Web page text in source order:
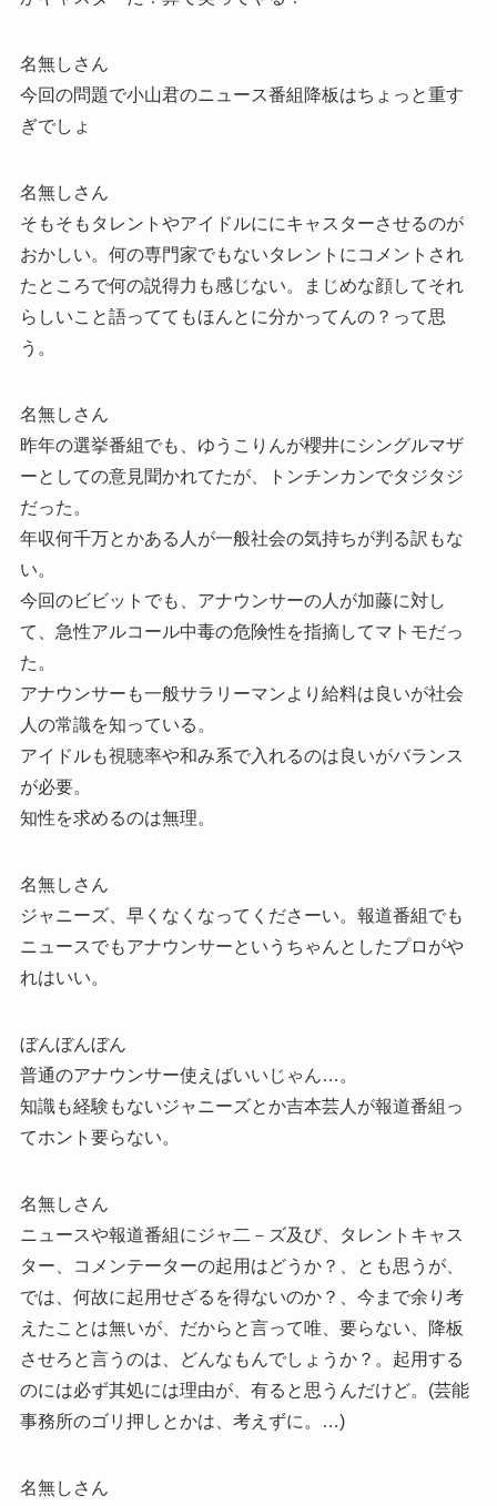
名無しさん
今回の問題で小山君のニュース番組降板はちょっと重す
ぎでしょ
名無しさん
そもそもタレントやアイドルににキャスターさせるのが
おかしい。何の専門家でもないタレントにコメントされ
たところで何の説得力も感じない。まじめな顔してそれ
らしいこと語っててもほんとに分かってんの？って思
う。
名無しさん
昨年の選挙番組でも、ゆうこりんが櫻井にシングルマザ
ーとしての意見聞かれてたが、トンチンカンでタジタジ
だった。
年収何千万とかある人が一般社会の気持ちが判る訳もな
い。
今回のビビットでも、アナウンサーの人が加藤に対し
て、急性アルコール中毒の危険性を指摘してマトモだっ
た。
アナウンサーも一般サラリーマンより給料は良いが社会
人の常識を知っている。
アイドルも視聴率や和み系で入れるのは良いがバランス
が必要。
知性を求めるのは無理。
名無しさん
ジャニーズ、早くなくなってくださーい。報道番組でも
ニュースでもアナウンサーというちゃんとしたプロがや
れはいい。
ぼんぼんぼん
普通のアナウンサー使えばいいじゃん…。
知識も経験もないジャニーズとか吉本芸人が報道番組っ
てホント要らない。
名無しさん
ニュースや報道番組にジャ二－ズ及び、タレントキャス
ター、コメンテーターの起用はどうか？、とも思うが、
では、何故に起用せざるを得ないのか？、今まで余り考
えたことは無いが、だからと言って唯、要らない、降板
させろと言うのは、どんなもんでしょうか？。起用する
のには必ず其処には理由が、有ると思うんだけど。(芸能
事務所のゴリ押しとかは、考えずに。…)
名無しさん